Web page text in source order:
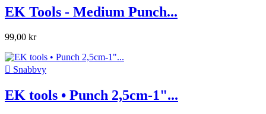
EK Tools - Medium Punch...
99,00 kr
 Snabbvy
EK tools • Punch 2,5cm-1"...